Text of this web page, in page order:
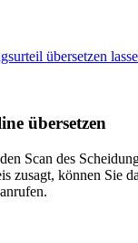
übersetzen
übersetzen
Scan des
zusagt, können Sie